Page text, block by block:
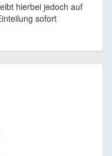
hierbei jedoch auf
sofort